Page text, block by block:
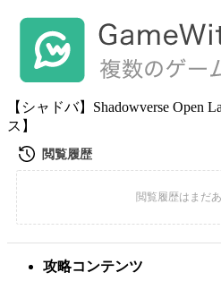
【シャドバ】Shadowverse Open
ス】
攻略コンテンツ